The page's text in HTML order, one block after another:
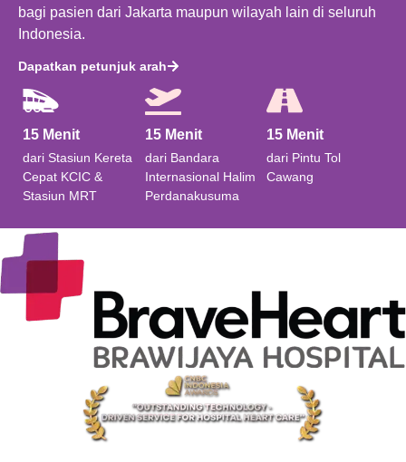
bagi pasien dari Jakarta maupun wilayah lain di seluruh
Indonesia.
Dapatkan petunjuk arah
15 Menit
dari Stasiun Kereta
Cepat KCIC &
Stasiun MRT
15 Menit
dari Bandara
Internasional Halim
Perdanakusuma
15 Menit​
dari Pintu Tol
Cawang